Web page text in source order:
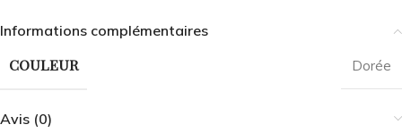
Informations complémentaires
COULEUR Dorée
Avis (0)